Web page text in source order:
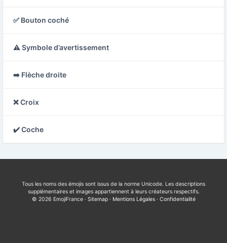
✅ Bouton coché
⚠️ Symbole d’avertissement
➡️ Flèche droite
❌ Croix
✔️ Coche
Tous les noms des émojis sont issus de la norme Unicode. Les descriptions
supplémentaires et images appartiennent à leurs créateurs respectifs.
© 2026 EmojiFrance · Sitemap· Mentions Légales· Confidentialité